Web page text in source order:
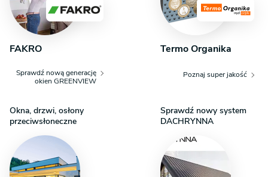
FAKRO
Sprawdź nową generację
okien GREENVIEW
Termo Organika
Poznaj super jakość
Okna, drzwi, osłony
przeciwsłoneczne
Sprawdź nowy system
DACHRYNNA